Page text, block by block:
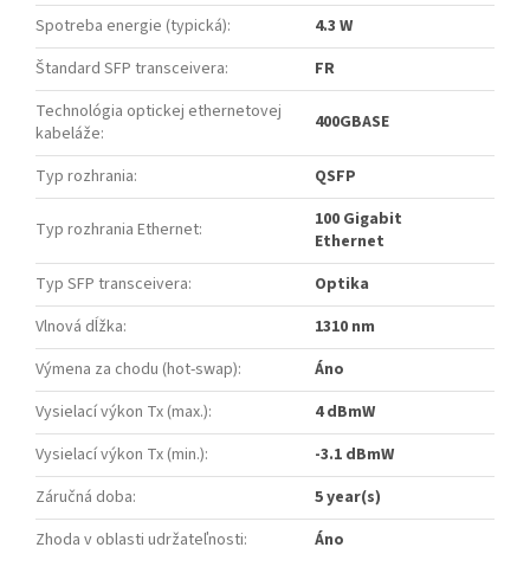
Spotreba energie (typická):
4.3 W
Štandard SFP transceivera:
FR
Technológia optickej ethernetovej
kabeláže: 400GBASE
Typ rozhrania: QSFP
Typ rozhrania Ethernet:
100 Gigabit
Ethernet
Typ SFP transceivera:
Optika
Vlnová dĺžka:
1310 nm
Výmena za chodu (hot-swap):
Áno
Vysielací výkon Tx (max.):
4 dBmW
Vysielací výkon Tx (min.):
-3.1 dBmW
Záručná doba:
5 year(s)
Zhoda v oblasti udržateľnosti: Áno